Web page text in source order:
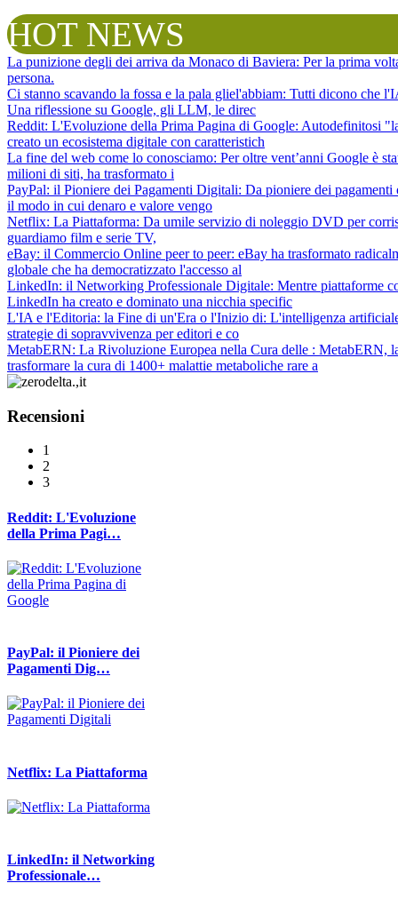
HOT NEWS
La punizione degli dei arriva da Monaco di Baviera: Per la prima
persona.
Ci stanno scavando la fossa e la pala gliel'abbiam: Tutti dicono che
Una riflessione su Google, gli LLM, le direc
Reddit: L'Evoluzione della Prima Pagina di Google: Autodefinitosi
creato un ecosistema digitale con caratteristich
La fine del web come lo conosciamo: Per oltre vent’anni Google è
milioni di siti, ha trasformato i
PayPal: il Pioniere dei Pagamenti Digitali: Da pioniere dei
il modo in cui denaro e valore vengo
Netflix: La Piattaforma: Da umile servizio di noleggio DVD per
guardiamo film e serie TV,
eBay: il Commercio Online peer to peer: eBay ha trasformato
globale che ha democratizzato l'accesso al
LinkedIn: il Networking Professionale Digitale: Mentre piattaforme
LinkedIn ha creato e dominato una nicchia specific
L'IA e l'Editoria: la Fine di un'Era o l'Inizio di: L'intelligenza
strategie di sopravvivenza per editori e co
MetabERN: La Rivoluzione Europea nella Cura delle : MetabERN,
trasformare la cura di 1400+ malattie metaboliche rare a
Recensioni
1
2
3
Reddit: L'Evoluzione
della Prima Pagi…
PayPal: il Pioniere dei
Pagamenti Dig…
Netflix: La Piattaforma
LinkedIn: il Networking
Professionale…